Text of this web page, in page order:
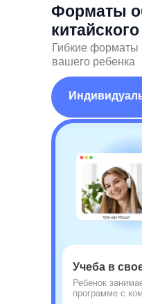
Форматы
Гибкие форматы
вашего ребенка
Ребенок
программе с
Учеба в